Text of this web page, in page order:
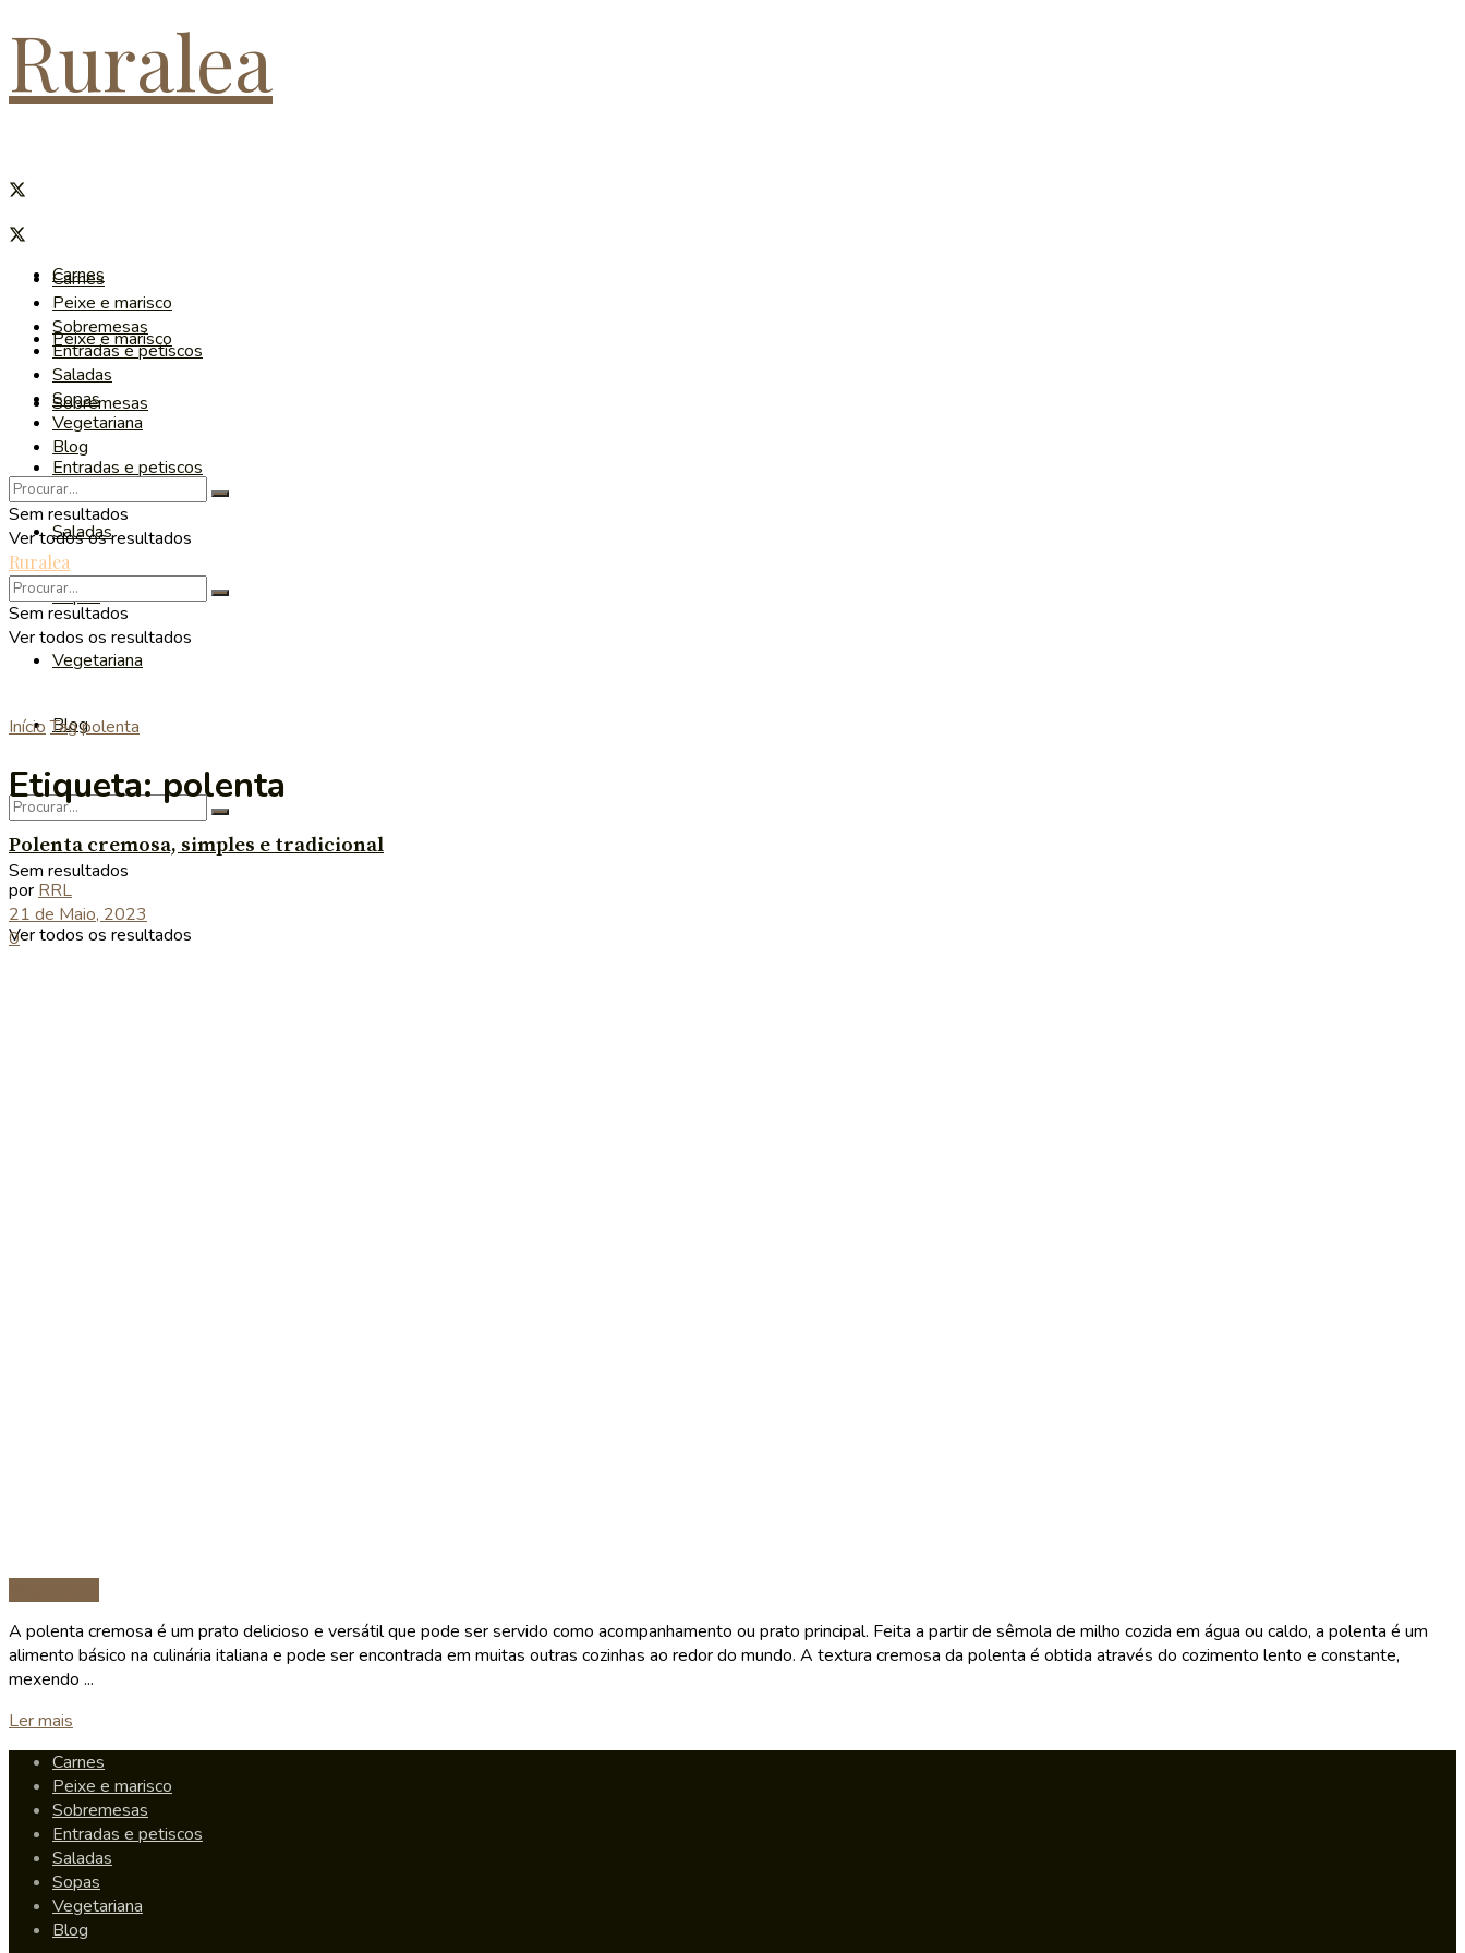
Ruralea
Carnes
Peixe e marisco
Sobremesas
Entradas e petiscos
Saladas
Sopas
Vegetariana
Blog
Sem resultados
Ver todos os resultados
Carnes
Peixe e marisco
Sobremesas
Entradas e petiscos
Saladas
Sopas
Vegetariana
Blog
Sem resultados
Ver todos os resultados
Ruralea
Sem resultados
Ver todos os resultados
Início Tagpolenta
Etiqueta:polenta
Polenta cremosa, simples e tradicional
por RRL
21 de Maio, 2023
0
A polenta cremosa é um prato delicioso e versátil que pode ser servido como acompanhamento ou prato principal. Feita a partir de sêmola de milho cozida em água ou caldo, a polenta é um
alimento básico na culinária italiana e pode ser encontrada em muitas outras cozinhas ao redor do mundo. A textura cremosa da polenta é obtida através do cozimento lento e constante,
mexendo ...
Ler mais
Carnes
Peixe e marisco
Sobremesas
Entradas e petiscos
Saladas
Sopas
Vegetariana
Blog